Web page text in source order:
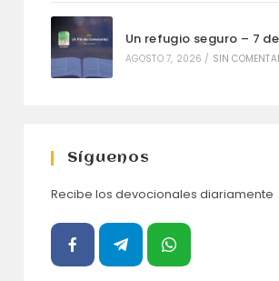
Un refugio seguro – 7
AGOSTO 7, 2026 / SIN
Síguenos
Recibe los devocionales diariamente